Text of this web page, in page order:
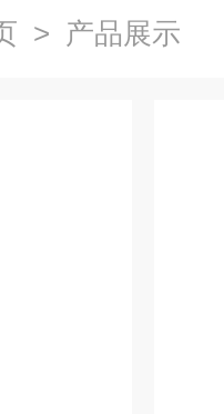
> 产品展示